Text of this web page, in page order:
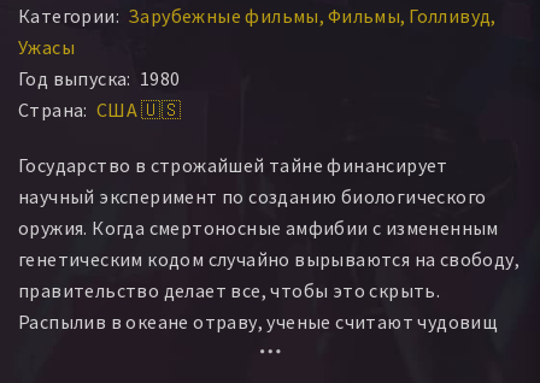
Брюс Монетт Шон Эрлер Фрэнк Арнольд Эми Баррет
Джо Уильямс
Jonathan Lehan Кент Адамсон
Винсент Прентис
Категории: Зарубежные фильмы Фильмы Голливуд
Ужасы
Год выпуска: 1980
Страна: США 🇺🇸
Государство в строжайшей тайне финансирует
научный эксперимент по созданию биологического
оружия. Когда смертоносные амфибии с измененным
генетическим кодом случайно вырываются на свободу,
правительство делает все, чтобы это скрыть.
Распылив в океане отраву, ученые считают чудовищ
мертвыми, но это ошибка. Схватка с взбесившейся